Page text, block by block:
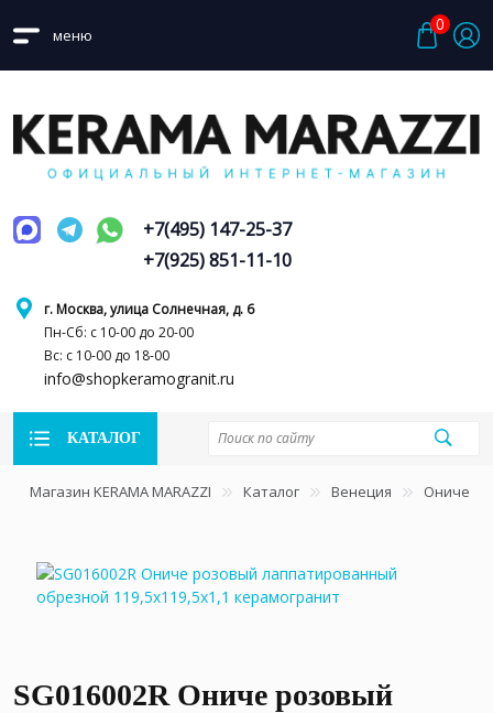
меню
0
г. Москва, улица Солнечная, д. 6
Пн-Сб: с 10-00 до 20-00
Вс: с 10-00 до 18-00
info@shopkeramogranit.ru
+7(495) 147-25-37
+7(925) 851-11-10
КАТАЛОГ
Магазин KERAMA MARAZZI Каталог Венеция Ониче
SG016002R Ониче розовый